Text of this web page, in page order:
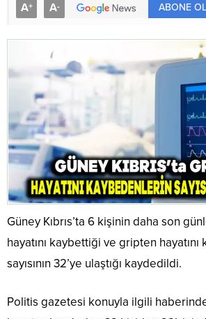
A+ A- ABONE OL
Güney Kıbrıs’ta 6 kişinin daha son
hayatını kaybettiği ve gripten
sayısının 32’ye ulaştığı kaydedildi.
Politis gazetesi konuyla ilgili